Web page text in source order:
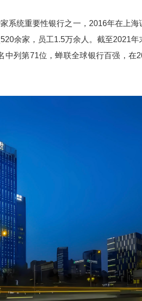
系统重要性银行之一，2016年在上海
余家，员工1.5万余人。截至2021年
列第71位，蝉联全球银行百强，在